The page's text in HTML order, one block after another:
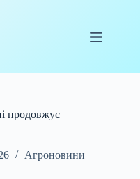
продовжує
Агроновини